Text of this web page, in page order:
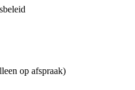
op afspraak)